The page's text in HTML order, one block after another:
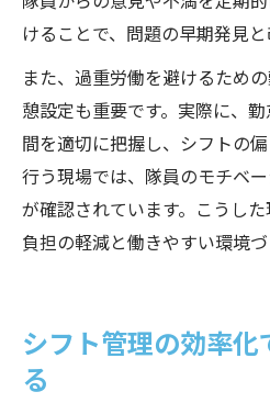
けることで、問題の早期発見と
また、過重労働を避けるため
憩設定も重要です。実際に、
間を適切に把握し、シフトの
行う現場では、隊員のモチベ
が確認されています。こうし
負担の軽減と働きやすい環境づ
シフト管理の効率
る